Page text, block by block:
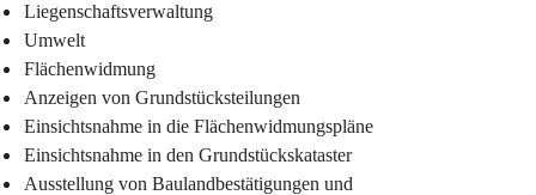
Liegenschaftsverwaltung
Umwelt
Flächenwidmung
Anzeigen von Grundstücksteilungen
Einsichtsnahme in die Flächenwidmungspläne
Einsichtsnahme in den Grundstückskataster
Ausstellung von Baulandbestätigungen und